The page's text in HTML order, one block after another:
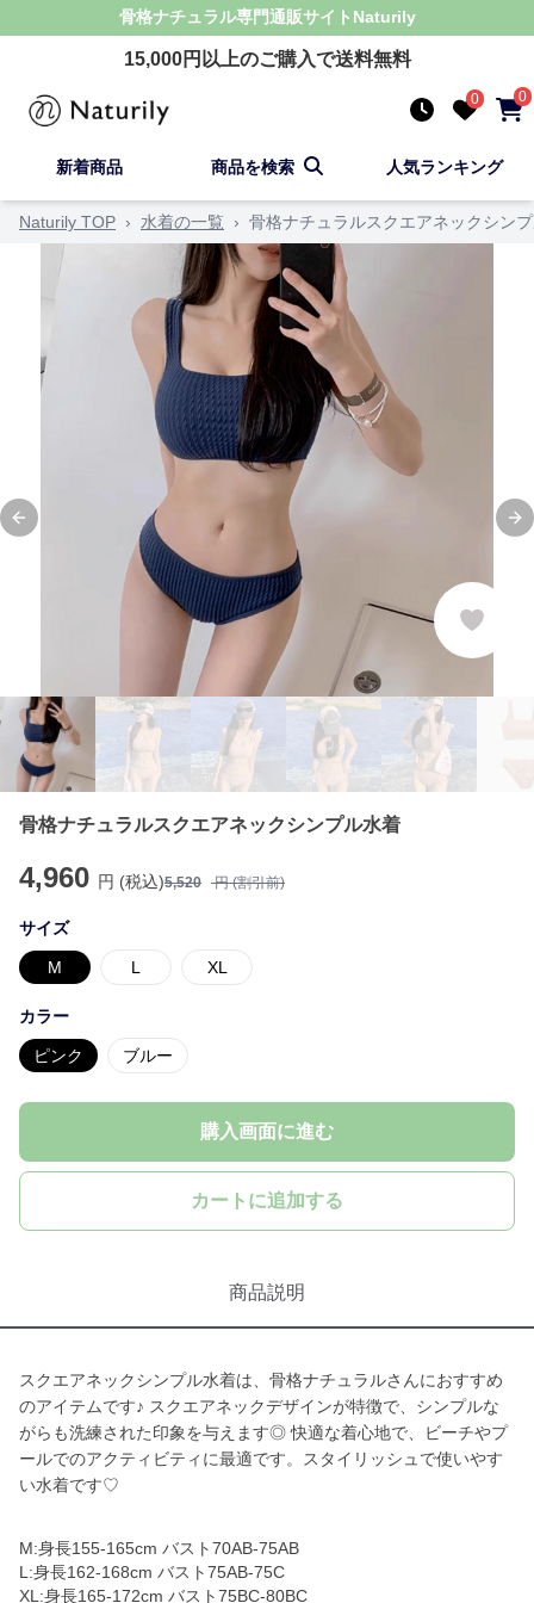
骨格ナチュラル専門通販サイト Naturily
15,000円以上のご購入で送料無料
0 0
新着商品 商品を検索 人気ランキング
Naturily TOP › 水着の一覧 › 骨格ナチュラルスクエアネックシン
Previous slide
骨格ナチュラルスクエアネックシンプル水着
4,960 円 (税込)5,520 円 (割引前)
サイズ
M L XL
カラー
ピンク ブルー
購入画面に進む
カートに追加する
商品説明
スクエアネックシンプル水着は、骨格ナチュラルさんにおすすめ
のアイテムです♪ スクエアネックデザインが特徴で、シンプルな
がらも洗練された印象を与えます◎ 快適な着心地で、ビーチやプ
ールでのアクティビティに最適です。スタイリッシュで使いやす
い水着です♡
M:身長155-165cm バスト70AB-75AB
L:身長162-168cm バスト75AB-75C
XL:身長165-172cm バスト75BC-80BC